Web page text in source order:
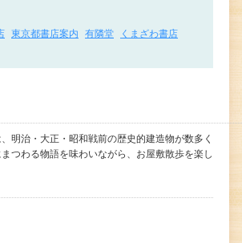
東京都書店案内 有隣堂
くまざわ書店
明治・大正・昭和戦前の歴史的建造物が数多く
つわる物語を味わいながら、お屋敷散歩を楽し